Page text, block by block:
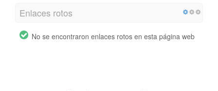
Enlaces rotos
No se encontraron enlaces rotos en esta página web